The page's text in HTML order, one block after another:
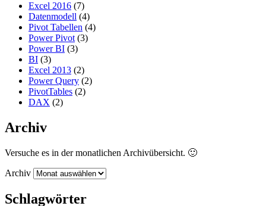
Excel 2016 (7)
Datenmodell (4)
Pivot Tabellen (4)
Power Pivot (3)
Power BI (3)
BI (3)
Excel 2013 (2)
Power Query (2)
PivotTables (2)
DAX (2)
Archiv
Versuche es in der monatlichen Archivübersicht. 🙂
Archiv
Schlagwörter